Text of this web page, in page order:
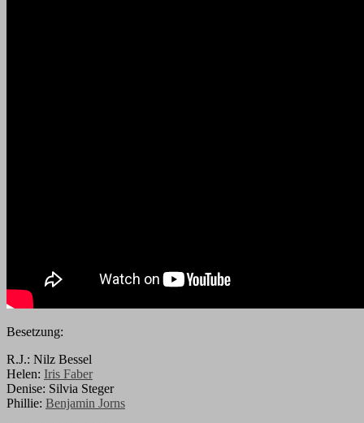
Besetzung:
R.J.: Nilz Bessel
Helen: Iris Faber
Denise: Silvia Steger
Phillie: Benjamin Jorns